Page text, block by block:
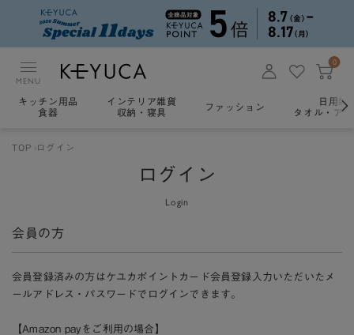
MENU
0
キッチン用品
食器
インテリア雑貨
収納・寝具
ファッション
日用雑
タオル・ア
TOP ログイン
ログイン
Login
会員の方
会員登録済みの方はケユカポイントカード会員登録入力いただいたメ
ールアドレス・パスワードでログインできます。
【Amazon payをご利用の場合】